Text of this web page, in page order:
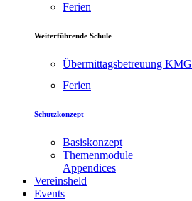
Ferien
Weiterführende Schule
Übermittagsbetreuung KMG
Ferien
Schutzkonzept
Basiskonzept
Themenmodule
Appendices
Vereinsheld
Events